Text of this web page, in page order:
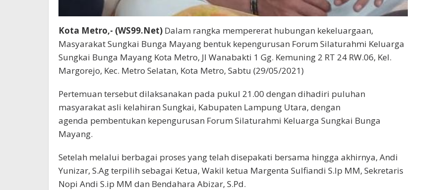
Kota Metro,- (WS99.Net) Dalam rangka mempererat hubungan kekeluargaan,
Masyarakat Sungkai Bunga Mayang bentuk kepengurusan Forum Silaturahmi Keluarga
Sungkai Bunga Mayang Kota Metro, Jl Wanabakti 1 Gg. Kemuning 2 RT 24 RW.06, Kel.
Margorejo, Kec. Metro Selatan, Kota Metro, Sabtu (29/05/2021)
Pertemuan tersebut dilaksanakan pada pukul 21.00 dengan dihadiri puluhan
masyarakat asli kelahiran Sungkai, Kabupaten Lampung Utara, dengan
agenda pembentukan kepengurusan Forum Silaturahmi Keluarga Sungkai Bunga
Mayang.
Setelah melalui berbagai proses yang telah disepakati bersama hingga akhirnya, Andi
Yunizar, S.Ag terpilih sebagai Ketua, Wakil ketua Margenta Sulfiandi S.Ip MM, Sekretaris
Nopi Andi S.ip MM dan Bendahara Abizar, S.Pd.